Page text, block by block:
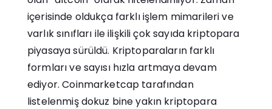
içerisinde oldukça farklı işlem mimarileri ve
varlık sınıfları ile ilişkili çok sayıda kriptopara
piyasaya sürüldü. Kriptoparaların farklı
formları ve sayısı hızla artmaya devam
ediyor. Coinmarketcap tarafından
listelenmiş dokuz bine yakın kriptopara